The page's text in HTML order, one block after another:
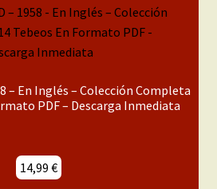
– En Inglés – Colección Completa
PDF – Descarga Inmediata
14,99 €